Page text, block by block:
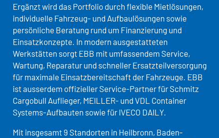
Ergänzt wird das Portfolio durch flexible Mietlösungen,
individuelle Fahrzeug- und Aufbaulösungen sowie
persönliche Beratung rund um Finanzierung und
Einsatzkonzepte. In modern ausgestatteten
Werkstätten sorgt EBB mit umfassendem Service,
Wartung, Reparatur und schneller Ersatzteilversorgung
für maximale Einsatzbereitschaft der Fahrzeuge. EBB
ist ausserdem offizieller Service-Partner für Schmitz
Cargobull Auflieger, MEILLER- und VDL Container
Systems-Aufbauten sowie für IVECO DAILY.
Mit insgesamt 9 Standorten in Heilbronn, Baden-